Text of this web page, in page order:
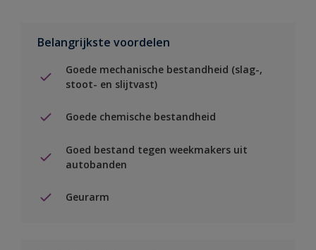
Belangrijkste voordelen
Goede mechanische bestandheid (slag-,
stoot- en slijtvast)
Goede chemische bestandheid
Goed bestand tegen weekmakers uit
autobanden
Geurarm